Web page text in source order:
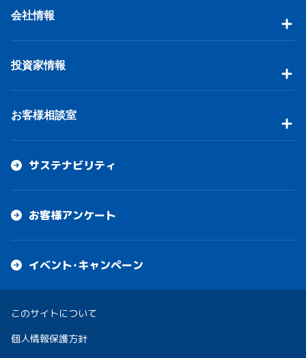
会社情報
投資家情報
お客様相談室
サステナビリティ
お客様アンケート
イベント・キャンペーン
このサイトについて
個人情報保護方針